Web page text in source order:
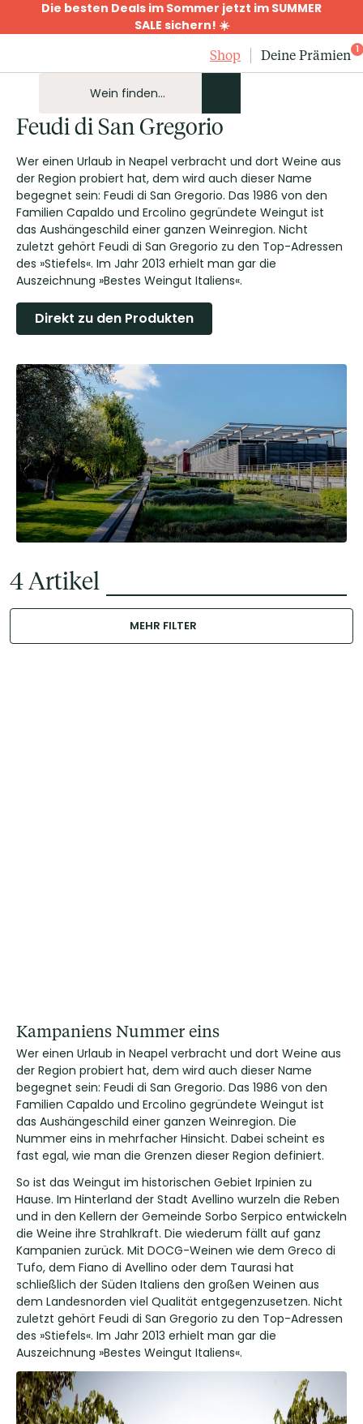
Die besten Deals im Sommer jetzt im SUMMER
SALE sichern! ☀️
Shop
Deine Prämien 1
Feudi di San Gregorio
Wer einen Urlaub in Neapel verbracht und dort Weine aus
der Region probiert hat, dem wird auch dieser Name
begegnet sein: Feudi di San Gregorio. Das 1986 von den
Familien Capaldo und Ercolino gegründete Weingut ist
das Aushängeschild einer ganzen Weinregion. Nicht
zuletzt gehört Feudi di San Gregorio zu den Top-Adressen
des »Stiefels«. Im Jahr 2013 erhielt man gar die
Auszeichnung »Bestes Weingut Italiens«.
Direkt zu den Produkten
4Artikel
MEHR FILTER
Kampaniens Nummer eins
Wer einen Urlaub in Neapel verbracht und dort Weine aus
der Region probiert hat, dem wird auch dieser Name
begegnet sein: Feudi di San Gregorio. Das 1986 von den
Familien Capaldo und Ercolino gegründete Weingut ist
das Aushängeschild einer ganzen Weinregion. Die
Nummer eins in mehrfacher Hinsicht. Dabei scheint es
fast egal, wie man die Grenzen dieser Region definiert.
So ist das Weingut im historischen Gebiet Irpinien zu
Hause. Im Hinterland der Stadt Avellino wurzeln die Reben
und in den Kellern der Gemeinde Sorbo Serpico entwickeln
die Weine ihre Strahlkraft. Die wiederum fällt auf ganz
Kampanien zurück. Mit DOCG-Weinen wie dem Greco di
Tufo, dem Fiano di Avellino oder dem Taurasi hat
schließlich der Süden Italiens den großen Weinen aus
dem Landesnorden viel Qualität entgegenzusetzen. Nicht
zuletzt gehört Feudi di San Gregorio zu den Top-Adressen
des »Stiefels«. Im Jahr 2013 erhielt man gar die
Auszeichnung »Bestes Weingut Italiens«.